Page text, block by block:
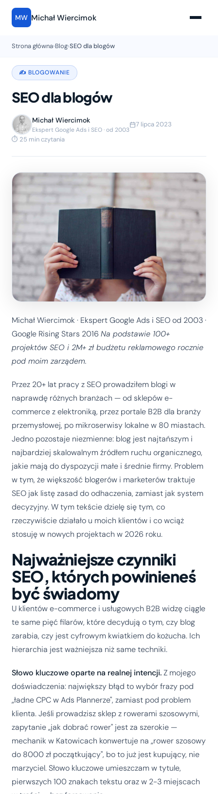
MW Michał Wiercimok
Strona główna›Blog›SEO dla blogów
✍️ BLOGOWANIE
SEO dla blogów
Michał Wiercimok
Ekspert Google Ads i SEO · od 2003
7 lipca 2023
⏱ 25 min czytania
Michał Wiercimok · Ekspert Google Ads i SEO od 2003 ·
Google Rising Stars 2016 Na podstawie 100+
projektów SEO i 2M+ zł budżetu reklamowego rocznie
pod moim zarządem.
Przez 20+ lat pracy z SEO prowadziłem blogi w
naprawdę różnych branżach — od sklepów e-
commerce z elektroniką, przez portale B2B dla branży
przemysłowej, po mikroserwisy lokalne w 80 miastach.
Jedno pozostaje niezmienne: blog jest najtańszym i
najbardziej skalowalnym źródłem ruchu organicznego,
jakie mają do dyspozycji małe i średnie firmy. Problem
w tym, że większość blogerów i marketerów traktuje
SEO jak listę zasad do odhaczenia, zamiast jak system
decyzyjny. W tym tekście dzielę się tym, co
rzeczywiście działało u moich klientów i co wciąż
stosuję w nowych projektach w 2026 roku.
Najważniejsze czynniki
SEO, których powinieneś
być świadomy
U klientów e-commerce i usługowych B2B widzę ciągle
te same pięć filarów, które decydują o tym, czy blog
zarabia, czy jest cyfrowym kwiatkiem do kożucha. Ich
hierarchia jest ważniejsza niż same techniki.
Słowo kluczowe oparte na realnej intencji.Z mojego
doświadczenia: największy błąd to wybór frazy pod
„ładne CPC w Ads Plannerze", zamiast pod problem
klienta. Jeśli prowadzisz sklep z rowerami szosowymi,
zapytanie „jak dobrać rower" jest za szerokie —
mechanik w Katowicach konwertuje na „rower szosowy
do 8000 zł początkujący", bo to już jest kupujący, nie
marzyciel. Słowo kluczowe umieszczam w tytule,
pierwszych 100 znakach tekstu oraz w 2-3 miejscach